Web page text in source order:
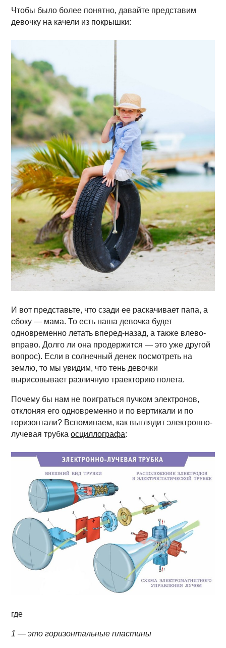
Чтобы было более понятно, давайте представим
девочку на качели из покрышки:
И вот представьте, что сзади ее раскачивает папа, а
сбоку — мама. То есть наша девочка будет
одновременно летать вперед-назад, а также влево-
вправо. Долго ли она продержится — это уже другой
вопрос). Если в солнечный денек посмотреть на
землю, то мы увидим, что тень девочки
вырисовывает различную траекторию полета.
Почему бы нам не поиграться пучком электронов,
отклоняя его одновременно и по вертикали и по
горизонтали? Вспоминаем, как выглядит электронно-
лучевая трубкаосциллографа:
где
1 — это горизонтальные пластины